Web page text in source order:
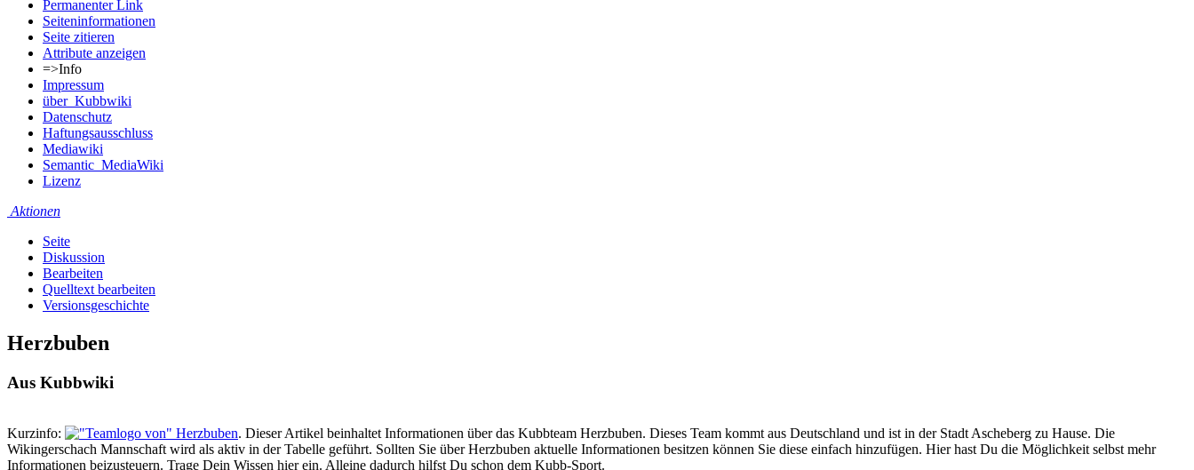
Permanenter Link
Seiten­informationen
Seite zitieren
Attribute anzeigen
=>Info
Impressum
über_Kubbwiki
Datenschutz
Haftungsausschluss
Mediawiki
Semantic_MediaWiki
Lizenz
Aktionen
Seite
Diskussion
Bearbeiten
Quelltext bearbeiten
Versionsgeschichte
Herzbuben
Aus Kubbwiki
Kurzinfo:
. Dieser Artikel beinhaltet Informationen über das Kubbteam Herzbuben. Dieses Team kommt aus Deutschland und ist in der Stadt Ascheberg zu Hause. Die
Wikingerschach Mannschaft wird als aktiv in der Tabelle geführt. Sollten Sie über Herzbuben aktuelle Informationen besitzen können Sie diese einfach hinzufügen. Hier hast Du die Möglichkeit selbst mehr
Informationen beizusteuern. Trage Dein Wissen hier ein. Alleine dadurch hilfst Du schon dem Kubb-Sport.